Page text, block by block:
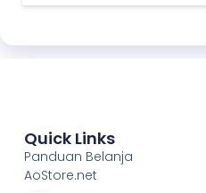
Quick Links
Panduan Belanja
AoStore.net